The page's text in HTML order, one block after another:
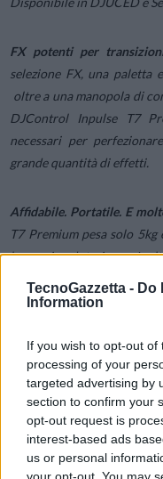
TecnoGazzetta - Do
Information
If you wish to opt-out
processing of your
targeted advertising by
section to confirm your
opt-out request is
interest-based ads
us or personal
your opt-out. You may
FX potenti per
selezione FX, una paletta
oltre a una manopola di
DJControl Inpulse T7
necessari per
grande quantità di effetti.
Affidabile. Portatile. E
T7 Premium pesa solo
borsa in dotazione.
consentono di far passare
eventuali bevande rovesciate.
Movimento migliore e più
sul DJControl Inpulse
movimento migliore e
DJControl Inpulse T7. I 3
durare nel tempo, in
musica, non sulle vostre